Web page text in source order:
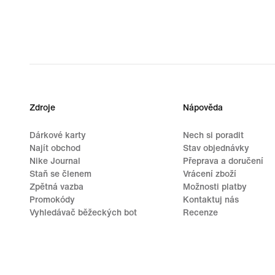
Zdroje
Dárkové karty
Najít obchod
Nike Journal
Staň se členem
Zpětná vazba
Promokódy
Vyhledávač běžeckých bot
Nápověda
Nech si poradit
Stav objednávky
Přeprava a doručení
Vrácení zboží
Možnosti platby
Kontaktuj nás
Recenze